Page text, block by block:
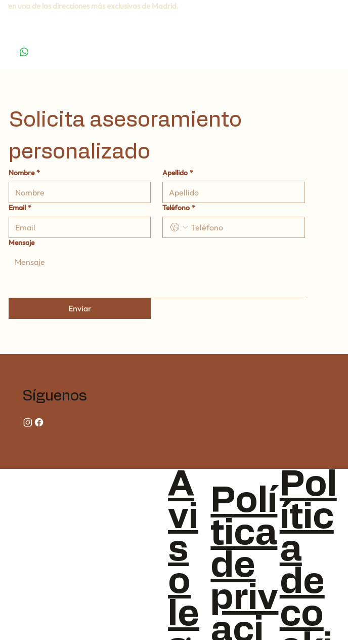
Solicita asesoramiento
personalizado
Nombre * Apellido *
Email * Teléfono *
Mensaje
Enviar
Síguenos
en una de las direcciones más exclusivas de Madrid.
A
vi
s
o
le
Polí
tica
de
priv
aci
Pol
ític
a
de
co